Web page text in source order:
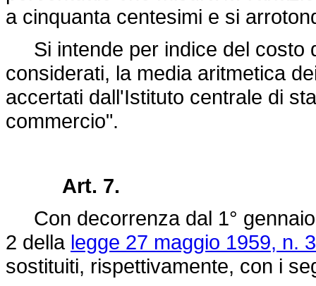
a cinquanta centesimi e si
Si intende per indice del costo
considerati, la media aritmetica
accertati dall'Istituto centrale di
commercio".
Art. 7.
Con decorrenza dal 1°
2 della legge 27 maggio 1959, n.
sostituiti, rispettivamente, con i